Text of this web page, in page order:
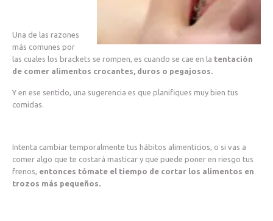
Una de las razones
más comunes por
las cuales los brackets se rompen, es cuando se cae en la tentación
de comer alimentos crocantes, duros o pegajosos.
Y en ese sentido, una sugerencia es que planifiques muy bien tus
comidas.
Intenta cambiar temporalmente tus hábitos alimenticios, o si vas a
comer algo que te costará masticar y que puede poner en riesgo tus
frenos, entonces tómate el tiempo de cortar los alimentos en
trozos más pequeños.